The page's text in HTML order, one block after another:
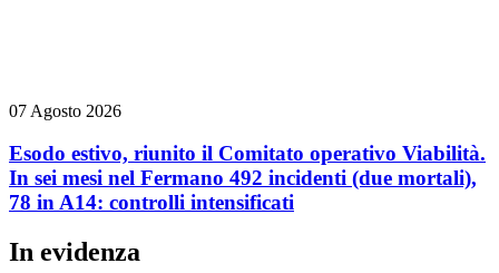
07 Agosto 2026
Esodo estivo, riunito il Comitato operativo Viabilità.
In sei mesi nel Fermano 492 incidenti (due mortali),
78 in A14: controlli intensificati
In evidenza